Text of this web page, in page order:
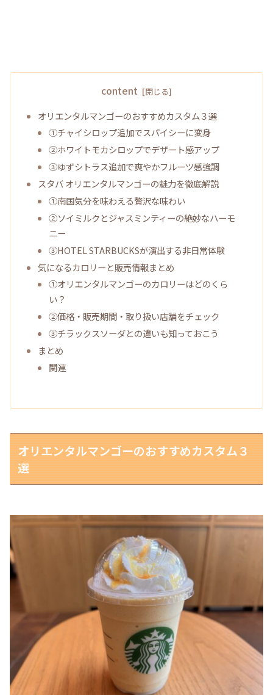
content
オリエンタルマンゴーのおすすめカスタム３選
①チャイシロップ追加でスパイシーに変身
②ホワイトモカシロップでデザート感アップ
③ゆずシトラス追加で爽やかフルーツ感強調
スタバ オリエンタルマンゴーの魅力を徹底解説
①南国気分を味わえる贅沢な味わい
②ソイミルクとジャスミンティーの絶妙なハーモ
ニー
③HOTEL STARBUCKSが演出する非日常体験
気になるカロリーと販売情報まとめ
①オリエンタルマンゴーのカロリーはどのくら
い？
②価格・販売期間・取り扱い店舗をチェック
③チラックスソーダとの違いも知っておこう
まとめ
関連
オリエンタルマンゴーのおすすめカスタム３
選